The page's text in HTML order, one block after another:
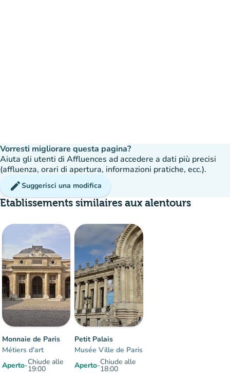
Vorresti migliorare questa pagina?
Aiuta gli utenti di Affluences ad accedere a dati più precisi
(affluenza, orari di apertura, informazioni pratiche, ecc.).
editSuggerisci una modifica
Etablissements similaires aux alentours
Monnaie de Paris
Métiers d'art
Aperto-Chiude alle
19:00
Petit Palais
Musée Ville de Paris
Aperto-Chiude alle
18:00
Affluenza
manman
man Moderato